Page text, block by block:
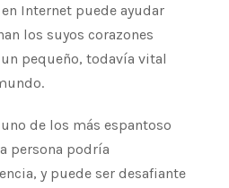
Internet puede ayudar
los suyos corazones
pequeño, todavía vital
de los más espantoso
persona podría
y puede ser desafiante